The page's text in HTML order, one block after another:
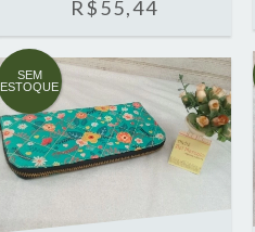
R$55,44
SEM
ESTOQUE